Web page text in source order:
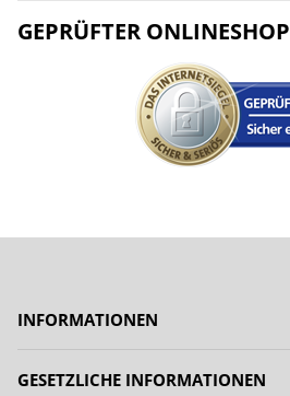
GEPRÜFTER ONLINESHOP
INFORMATIONEN
GESETZLICHE INFORMATIONEN